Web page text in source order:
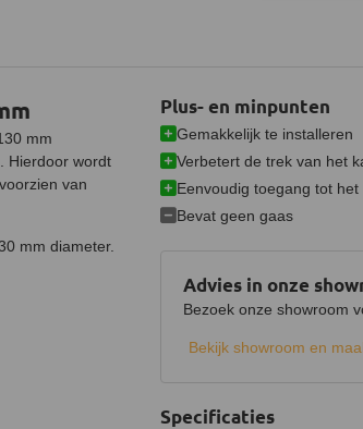
mm
Hierdoor wordt
van
mm diameter.
Plus- en minpunten
Gemakkelijk te installeren
Verbetert de trek van het
Eenvoudig toegang tot het
Bevat geen gaas
Advies in onze
Bezoek onze showroom
Bekijk showroom en
Specificaties